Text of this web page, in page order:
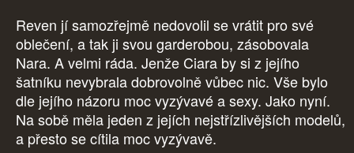
Reven jí samozřejmě nedovolil se vrátit pro své
oblečení, a tak ji svou garderobou, zásobovala
Nara. A velmi ráda. Jenže Ciara by si z jejího
šatníku nevybrala dobrovolně vůbec nic. Vše bylo
dle jejího názoru moc vyzývavé a sexy. Jako nyní.
Na sobě měla jeden z jejích nejstřízlivějších modelů,
a přesto se cítila moc vyzývavě.